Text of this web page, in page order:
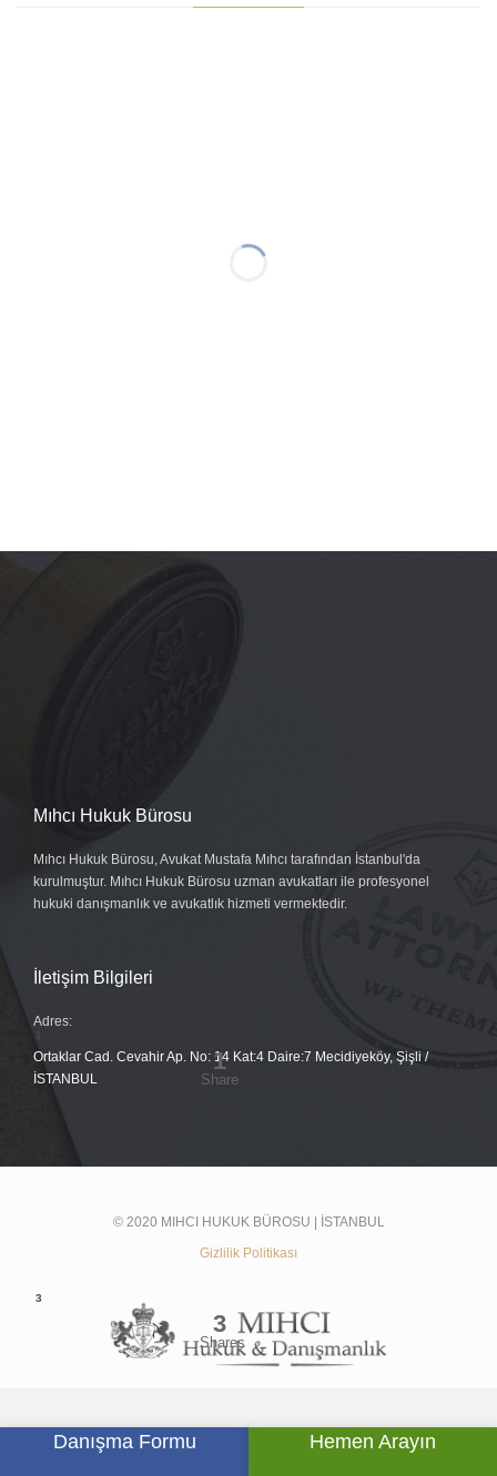
Danışma Formu Hemen Arayın
Mıhcı Hukuk Bürosu
Mıhcı Hukuk Bürosu, Avukat Mustafa Mıhcı tarafından İstanbul'da
kurulmuştur. Mıhcı Hukuk Bürosu uzman avukatları ile profesyonel
hukuki danışmanlık ve avukatlık hizmeti vermektedir.
İletişim Bilgileri
Adres:
Ortaklar Cad. Cevahir Ap. No: 14 Kat:4 Daire:7 Mecidiyeköy, Şişli /
İSTANBUL
© 2020 MIHCI HUKUK BÜROSU | İSTANBUL
Gizlilik Politikası
SOSYAL MEDYADA BİZ:   